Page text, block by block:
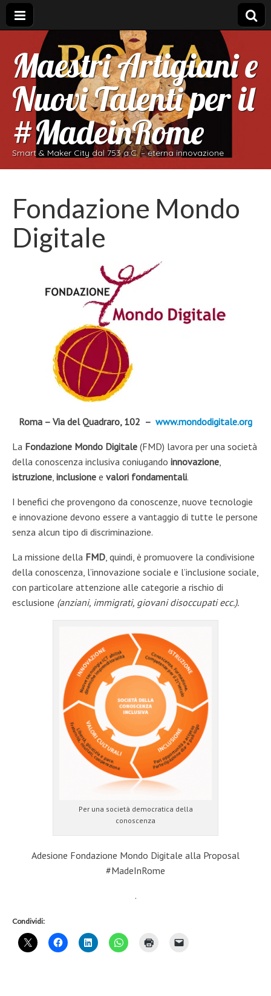
Maestri Artigiani e
Nuovi Talenti per il
#MadeinRome
Smart & Maker City dal 753 a.C. – eterna innovazione
Fondazione Mondo
Digitale
Roma – Via del Quadraro, 102 – www.mondodigitale.org
La Fondazione Mondo Digitale (FMD) lavora per una società
della conoscenza inclusiva coniugando innovazione,
istruzione, inclusione e valori fondamentali.
I benefici che provengono da conoscenze, nuove tecnologie
e innovazione devono essere a vantaggio di tutte le persone
senza alcun tipo di discriminazione.
La missione della FMD, quindi, è promuovere la condivisione
della conoscenza, l’innovazione sociale e l’inclusione sociale,
con particolare attenzione alle categorie a rischio di
esclusione (anziani, immigrati, giovani disoccupati ecc.).
Per una società democratica della
conoscenza
Adesione Fondazione Mondo Digitale alla Proposal
#MadeInRome
.
Condividi: